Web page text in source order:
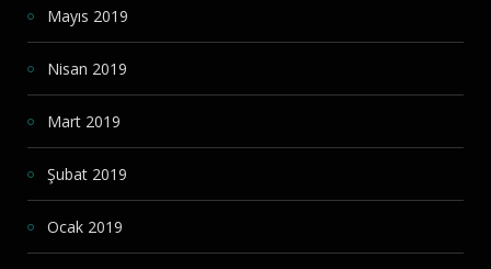
Mayıs 2019
Nisan 2019
Mart 2019
Şubat 2019
Ocak 2019